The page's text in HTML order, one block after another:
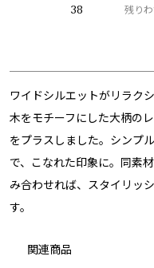
38 残り
ワイドシルエットがリラク
木をモチーフにした大柄の
をプラスしました。シンプ
で、こなれた印象に。同素
み合わせれば、スタイリッ
す。
関連商品